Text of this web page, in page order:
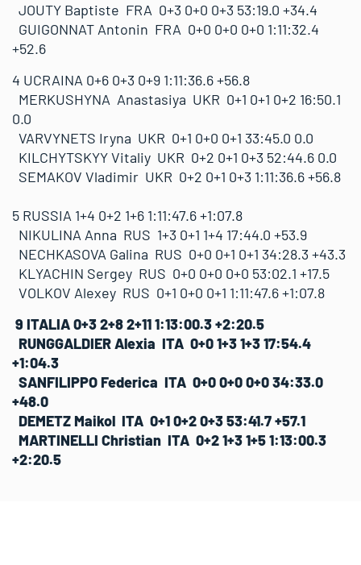
JOUTY Baptiste FRA 0+3 0+0 0+3 53:19.0 +34.4
GUIGONNAT Antonin FRA 0+0 0+0 0+0 1:11:32.4
+52.6
4 UCRAINA 0+6 0+3 0+9 1:11:36.6 +56.8
MERKUSHYNA Anastasiya UKR 0+1 0+1 0+2 16:50.1
0.0
VARVYNETS Iryna UKR 0+1 0+0 0+1 33:45.0 0.0
KILCHYTSKYY Vitaliy UKR 0+2 0+1 0+3 52:44.6 0.0
SEMAKOV Vladimir UKR 0+2 0+1 0+3 1:11:36.6 +56.8
5 RUSSIA 1+4 0+2 1+6 1:11:47.6 +1:07.8
NIKULINA Anna RUS 1+3 0+1 1+4 17:44.0 +53.9
NECHKASOVA Galina RUS 0+0 0+1 0+1 34:28.3 +43.3
KLYACHIN Sergey RUS 0+0 0+0 0+0 53:02.1 +17.5
VOLKOV Alexey RUS 0+1 0+0 0+1 1:11:47.6 +1:07.8
9 ITALIA 0+3 2+8 2+11 1:13:00.3 +2:20.5
RUNGGALDIER Alexia ITA 0+0 1+3 1+3 17:54.4
+1:04.3
SANFILIPPO Federica ITA 0+0 0+0 0+0 34:33.0
+48.0
DEMETZ Maikol ITA 0+1 0+2 0+3 53:41.7 +57.1
MARTINELLI Christian ITA 0+2 1+3 1+5 1:13:00.3
+2:20.5